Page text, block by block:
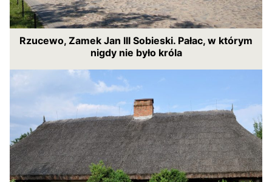
Rzucewo, Zamek Jan III Sobieski. Pałac, w którym
nigdy nie było króla